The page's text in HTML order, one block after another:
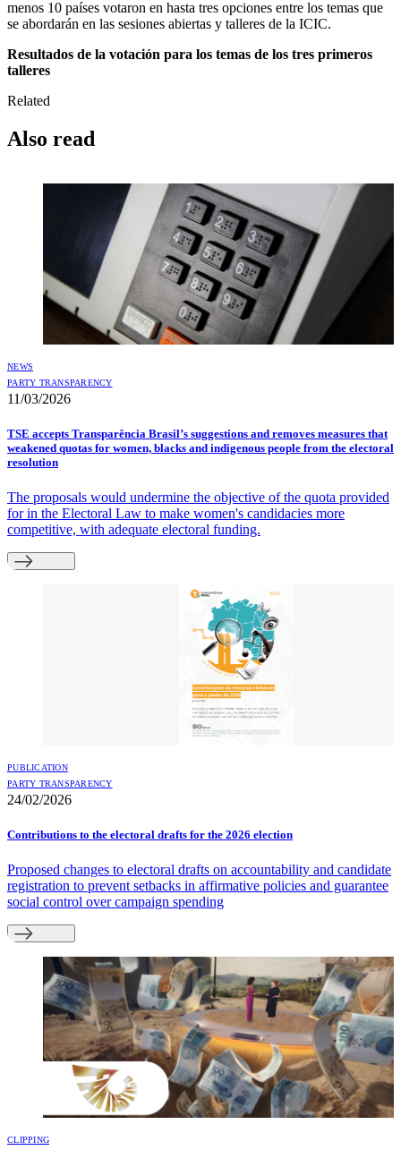
menos 10 países votaron en hasta tres opciones entre los temas que
se abordarán en las sesiones abiertas y talleres de la ICIC.
Resultados de la votación para los temas de los tres primeros
talleres
Related
Also read
NEWS
PARTY TRANSPARENCY
11/03/2026
TSE accepts Transparência Brasil’s suggestions and removes measures that
weakened quotas for women, blacks and indigenous people from the electoral
resolution
The proposals would undermine the objective of the quota provided
for in the Electoral Law to make women's candidacies more
competitive, with adequate electoral funding.
PUBLICATION
PARTY TRANSPARENCY
24/02/2026
Contributions to the electoral drafts for the 2026 election
Proposed changes to electoral drafts on accountability and candidate
registration to prevent setbacks in affirmative policies and guarantee
social control over campaign spending
CLIPPING